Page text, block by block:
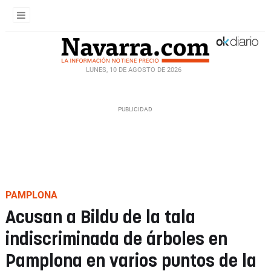
LUNES, 10 DE AGOSTO DE 2026
PAMPLONA
Acusan a Bildu de la tala
indiscriminada de árboles en
Pamplona en varios puntos de la